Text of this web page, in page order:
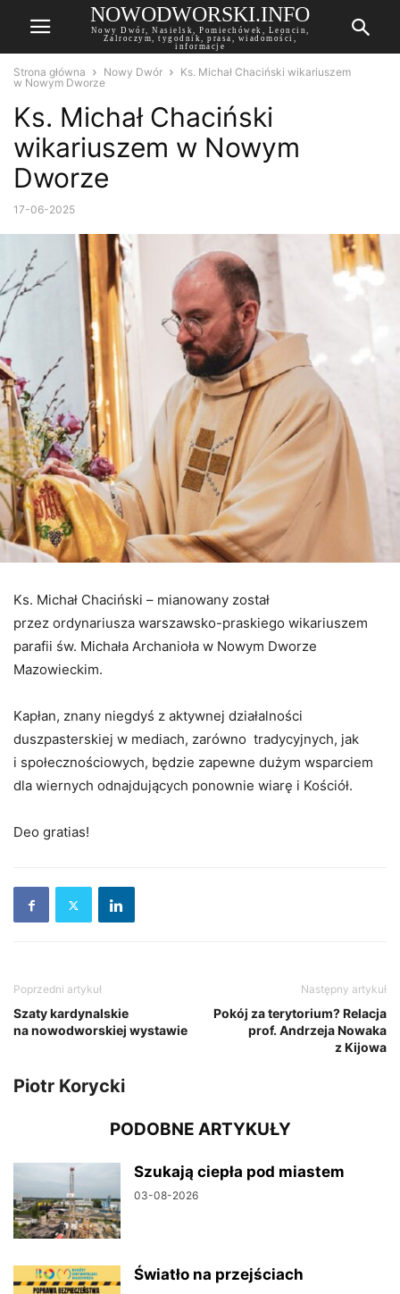
NOWODWORSKI.INFO
Nowy Dwór, Nasielsk, Pomiechówek, Leoncin,
Zalroczym, tygodnik, prasa, wiadomości,
informacje
Strona główna Nowy Dwór
Ks. Michał Chaciński wikariuszem
w Nowym Dworze
Ks. Michał Chaciński
wikariuszem w Nowym
Dworze
17-06-2025
Ks. Michał Chaciński – mianowany został
przez ordynariusza warszawsko-praskiego wikariuszem
parafii św. Michała Archanioła w Nowym Dworze
Mazowieckim.
Kapłan, znany niegdyś z aktywnej działalności
duszpasterskiej w mediach, zarówno tradycyjnych, jak
i społecznościowych, będzie zapewne dużym wsparciem
dla wiernych odnajdujących ponownie wiarę i Kościół.
Deo gratias!
Poprzedni artykuł
Szaty kardynalskie
na nowodworskiej wystawie
Następny artykuł
Pokój za terytorium? Relacja
prof. Andrzeja Nowaka
z Kijowa
Piotr Korycki
PODOBNE ARTYKUŁY
Szukają ciepła pod miastem
03-08-2026
Światło na przejściach